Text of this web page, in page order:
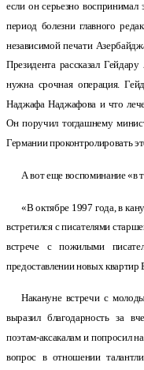
если он серьезно
период болезни главного
независимой печати
Президента рассказал
нужна срочная операция.
Наджафа Наджафова и что
Он поручил тогдашнему
Германии проконтролировать
А вот еще воспоминание «в
«В октябре 1997 года, в
встретился с писателями
встрече с пожилыми
предоставлении новых
Накануне встречи с
выразил благодарность за
поэтам-аксакалам и попросил
вопрос в отношении